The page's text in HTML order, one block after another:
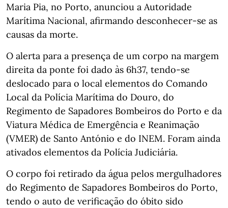
Maria Pia, no Porto, anunciou a Autoridade
Marítima Nacional, afirmando desconhecer-se as
causas da morte.
O alerta para a presença de um corpo na margem
direita da ponte foi dado às 6h37, tendo-se
deslocado para o local elementos do Comando
Local da Polícia Marítima do Douro, do
Regimento de Sapadores Bombeiros do Porto e da
Viatura Médica de Emergência e Reanimação
(VMER) de Santo António e do INEM. Foram ainda
ativados elementos da Polícia Judiciária.
O corpo foi retirado da água pelos mergulhadores
do Regimento de Sapadores Bombeiros do Porto,
tendo o auto de verificação do óbito sido